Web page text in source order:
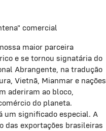
maior parceira
e se tornou signatária do
Abrangente, na tradução
Vietnã, Mianmar e nações
aderiram ao bloco,
do planeta.
um significado especial. A
das exportações brasileiras